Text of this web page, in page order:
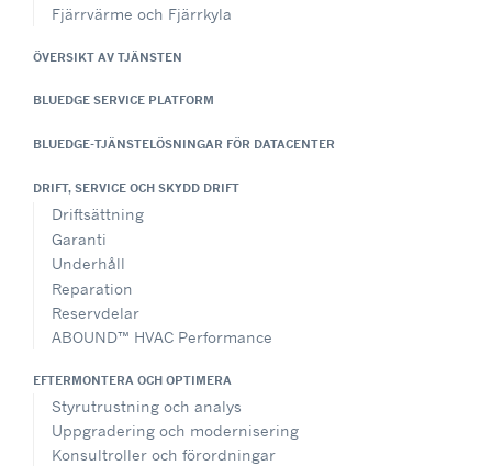
Fjärrvärme och Fjärrkyla
ÖVERSIKT AV TJÄNSTEN
BLUEDGE SERVICE PLATFORM
BLUEDGE-TJÄNSTELÖSNINGAR FÖR DATACENTER
DRIFT, SERVICE OCH SKYDD DRIFT
Driftsättning
Garanti
Underhåll
Reparation
Reservdelar
ABOUND™ HVAC Performance
EFTERMONTERA OCH OPTIMERA
Styrutrustning och analys
Uppgradering och modernisering
Konsultroller och förordningar